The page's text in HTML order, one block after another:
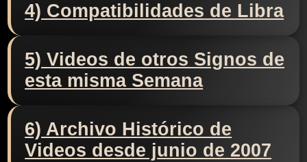
4) Compatibilidades de Libra
5) Videos de otros Signos de
esta misma Semana
6) Archivo Histórico de
Videos desde junio de 2007